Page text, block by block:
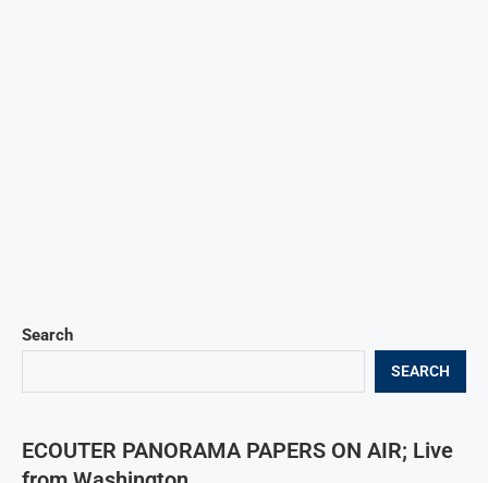
Search
SEARCH
ECOUTER PANORAMA PAPERS ON AIR; Live